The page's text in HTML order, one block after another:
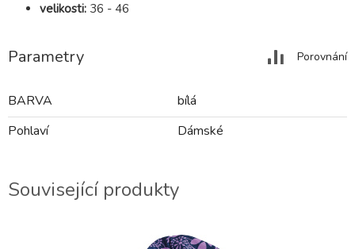
velikosti: 36 - 46
Parametry Porovnání
BARVA
bílá
Pohlaví
Dámské
Související produkty